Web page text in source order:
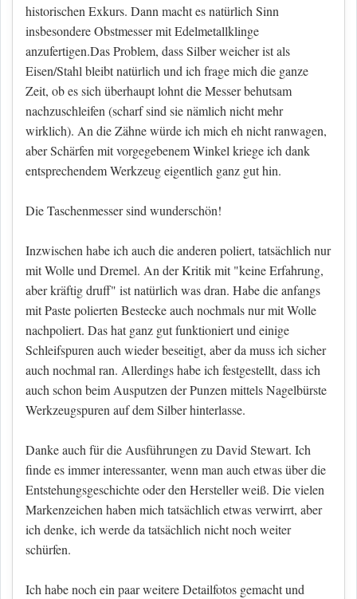
historischen Exkurs. Dann macht es natürlich Sinn
insbesondere Obstmesser mit Edelmetallklinge
anzufertigen.Das Problem, dass Silber weicher ist als
Eisen/Stahl bleibt natürlich und ich frage mich die ganze
Zeit, ob es sich überhaupt lohnt die Messer behutsam
nachzuschleifen (scharf sind sie nämlich nicht mehr
wirklich). An die Zähne würde ich mich eh nicht ranwagen,
aber Schärfen mit vorgegebenem Winkel kriege ich dank
entsprechendem Werkzeug eigentlich ganz gut hin.
Die Taschenmesser sind wunderschön!
Inzwischen habe ich auch die anderen poliert, tatsächlich nur
mit Wolle und Dremel. An der Kritik mit "keine Erfahrung,
aber kräftig druff" ist natürlich was dran. Habe die anfangs
mit Paste polierten Bestecke auch nochmals nur mit Wolle
nachpoliert. Das hat ganz gut funktioniert und einige
Schleifspuren auch wieder beseitigt, aber da muss ich sicher
auch nochmal ran. Allerdings habe ich festgestellt, dass ich
auch schon beim Ausputzen der Punzen mittels Nagelbürste
Werkzeugspuren auf dem Silber hinterlasse.
Danke auch für die Ausführungen zu David Stewart. Ich
finde es immer interessanter, wenn man auch etwas über die
Entstehungsgeschichte oder den Hersteller weiß. Die vielen
Markenzeichen haben mich tatsächlich etwas verwirrt, aber
ich denke, ich werde da tatsächlich nicht noch weiter
schürfen.
Ich habe noch ein paar weitere Detailfotos gemacht und